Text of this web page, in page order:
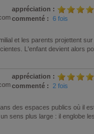
appréciation :
commenté : 6 fois
et les parents projettent sur
L'enfant devient alors
appréciation :
commenté : 2 fois
des espaces publics où il
sens plus large : il englobe les